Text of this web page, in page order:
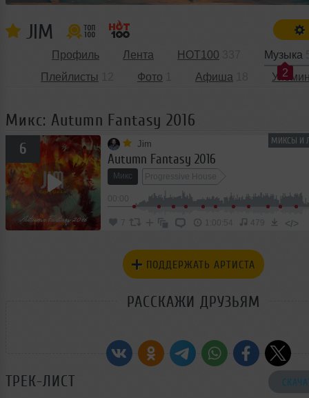
JIM
Профиль Лента HOT100
Музыка
2
Плейлисты
Фото Афиша
Микс: Autumn Fantasy 2016
МИКСЫ И
6 Jim
Autumn Fantasy 2016
Микс Progressive House
7 1:00:54 479 </>
ПОДДЕРЖАТЬ АРТИСТА
РАССКАЖИ ДРУЗЬЯМ
ТРЕК-ЛИСТ